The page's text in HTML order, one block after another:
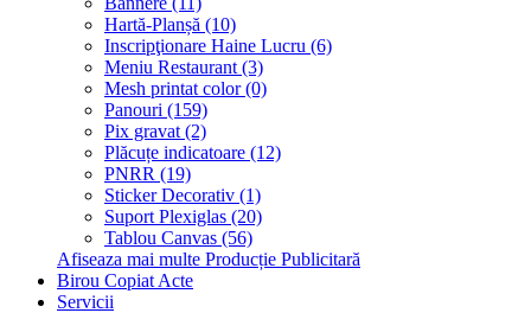
Hartă-Planșă (10)
Inscripţionare Haine Lucru (6)
Meniu Restaurant (3)
Mesh printat color (0)
Panouri (159)
Pix gravat (2)
Plăcuțe indicatoare (12)
PNRR (19)
Sticker Decorativ (1)
Suport Plexiglas (20)
Tablou Canvas (56)
Afiseaza mai multe Producție Publicitară
Birou Copiat Acte
Servicii